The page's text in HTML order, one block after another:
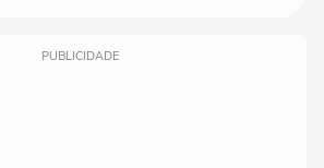
PUBLICIDADE